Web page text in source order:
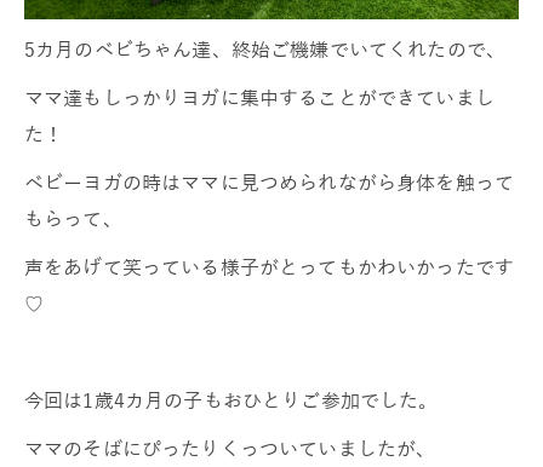
5カ月のベビちゃん達、終始ご機嫌でいてくれたので、
ママ達もしっかりヨガに集中することができていまし
た！
ベビーヨガの時はママに見つめられながら身体を触って
もらって、
声をあげて笑っている様子がとってもかわいかったです
♡
今回は1歳4カ月の子もおひとりご参加でした。
ママのそばにぴったりくっついていましたが、